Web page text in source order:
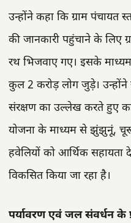
उन्होंने कहा कि ग्राम
की जानकारी पहुंचाने के लिए
रथ भिजवाए गए। इसके
कुल 2 करोड़ लोग जुड़े। उन्होंने
संरक्षण का उल्लेख करते हुए
योजना के माध्यम से झुंझुनूं,
हवेलियों को आर्थिक
विकसित किया जा रहा है।
पर्यावरण एवं जल संवर्धन के